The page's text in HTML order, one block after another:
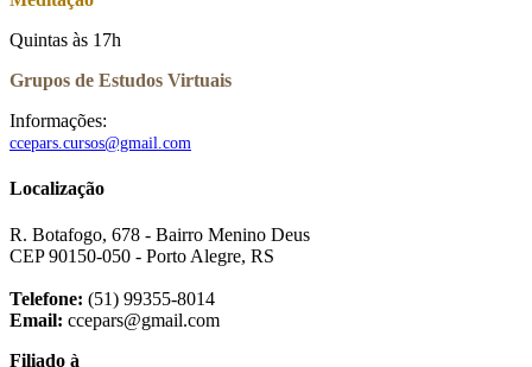
Quintas às 17h
Grupos de Estudos Virtuais
Informações:
ccepars.cursos@gmail.com
Localização
R. Botafogo, 678 - Bairro Menino Deus
CEP 90150-050 - Porto Alegre, RS
Telefone: (51) 99355-8014
Email: ccepars@gmail.com
Filiado à